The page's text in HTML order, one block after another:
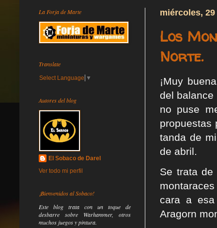
miércoles,
Los
Norte.
¡Muy
del balance
no puse
propuestas
tanda de
de abril.
Se trata
cara a
Aragorn
La Forja de Marte
Translate
Select Language ▼
Autores del blog
El Sobaco de Darel
Ver todo mi perfil
¡Bienvenidos al Sobaco!
Este blog trata con un toque de
desbarre sobre Warhammer, otros
muchos juegos y pintura.